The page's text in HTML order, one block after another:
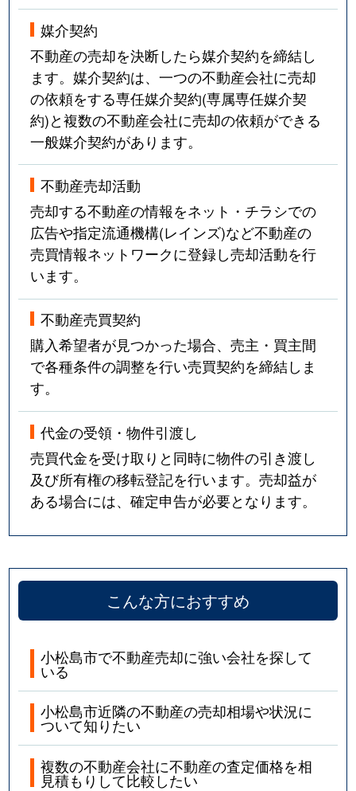
媒介契約
不動産の売却を決断したら媒介契約を締結し
ます。媒介契約は、一つの不動産会社に売却
の依頼をする専任媒介契約(専属専任媒介契
約)と複数の不動産会社に売却の依頼ができる
一般媒介契約があります。
不動産売却活動
売却する不動産の情報をネット・チラシでの
広告や指定流通機構(レインズ)など不動産の
売買情報ネットワークに登録し売却活動を行
います。
不動産売買契約
購入希望者が見つかった場合、売主・買主間
で各種条件の調整を行い売買契約を締結しま
す。
代金の受領・物件引渡し
売買代金を受け取りと同時に物件の引き渡し
及び所有権の移転登記を行います。売却益が
ある場合には、確定申告が必要となります。
こんな方におすすめ
小松島市で不動産売却に強い会社を探して
いる
小松島市近隣の不動産の売却相場や状況に
ついて知りたい
複数の不動産会社に不動産の査定価格を相
見積もりして比較したい